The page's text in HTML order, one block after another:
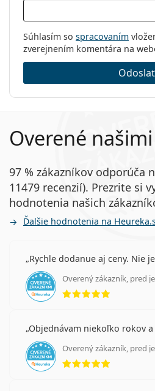
Súhlasím so spracovaním
zverejnením komentára na
Odoslať
Overené
97 % zákazníkov odporúča
11479 recenzií). Prezrite si
hodnotenia našich
Ďalšie hodnotenia na
Rychle dodanue aj ceny. Nie je
Overený zákazník, pred
Objednávam niekoľko rokov
Overený zákazník, pred